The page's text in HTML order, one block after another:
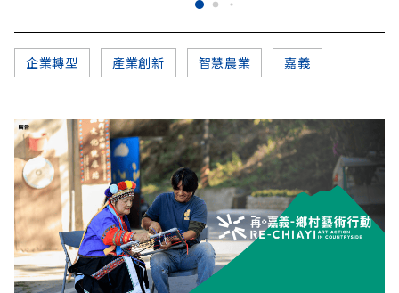
企業轉型 產業創新 智慧農業 嘉義